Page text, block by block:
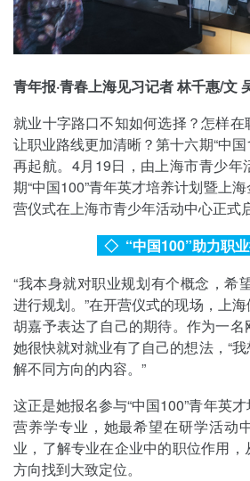
青年报·青春上海见习记者 林千惠/文
就业十字路口不知如何选择？怎样在
让职业路线更加清晰？第十六期“中
再起航。4月19日，由上海市青少年
期“中国100”青年英才培养计划暨上
营仪式在上海市青少年活动中心正式
◇ “中国100”助力职
“我本身就对职业规划有个概念，希
进行规划。”在开营仪式的现场，上
胡嘉予表达了自己的期待。作为一名
她很快就对就业有了自己的想法，“
解不同方向的内容。”
这正是她报名参与“中国100”青年英
营养学专业，她最希望在研学活动
业，了解专业在企业中的职位作用
方向找到大致定位。